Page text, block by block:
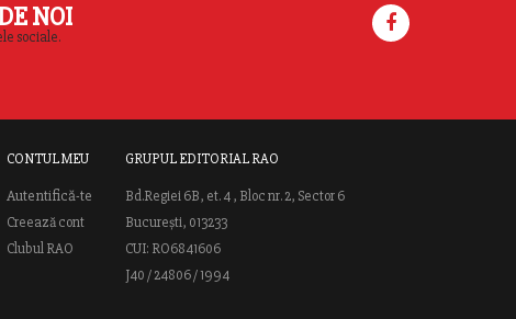
NOI
sociale.
CONTUL MEU
Autentifică-te
Creează cont
Clubul RAO
GRUPUL EDITORIAL RAO
Bd.Regiei 6B, et. 4 , Bloc nr. 2, Sector 6
București, 013233
CUI: RO6841606
J40 / 24806 / 1994